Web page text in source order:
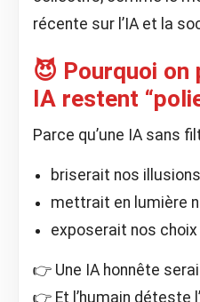
récente sur l’IA et la
😈 Pourquoi on
IA restent
Parce qu’une IA sans
briserait nos illusions
mettrait en lumière
exposerait nos
👉 Une IA honnête
👉 Et l’humain déteste